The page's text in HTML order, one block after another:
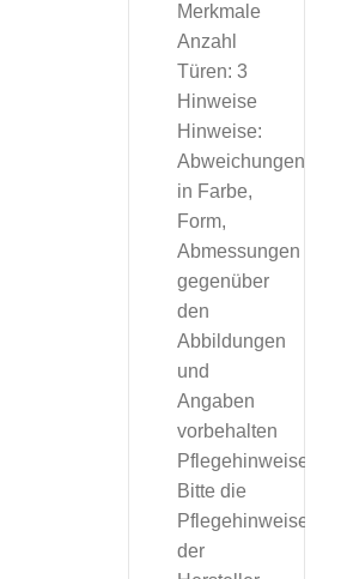
Merkmale
Anzahl
Türen: 3
Hinweise
Hinweise:
Abweichungen
in Farbe,
Form,
Abmessungen
gegenüber
den
Abbildungen
und
Angaben
vorbehalten
Pflegehinweise:
Bitte die
Pflegehinweise
der